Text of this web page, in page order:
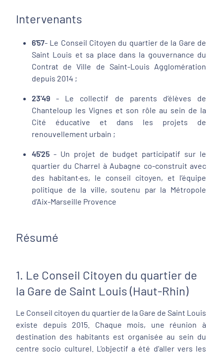
Intervenants
6'57- Le Conseil Citoyen du quartier de la Gare de
Saint Louis et sa place dans la gouvernance du
Contrat de Ville de Saint-Louis Agglomération
depuis 2014 ;
23'49 - Le collectif de parents d’élèves de
Chanteloup les Vignes et son rôle au sein de la
Cité éducative et dans les projets de
renouvellement urbain ;
45'25 - Un projet de budget participatif sur le
quartier du Charrel à Aubagne co-construit avec
des habitant·es, le conseil citoyen, et l’équipe
politique de la ville, soutenu par la Métropole
d’Aix-Marseille Provence
Résumé
1. Le Conseil Citoyen du quartier de
la Gare de Saint Louis (Haut-Rhin)
Le Conseil citoyen du quartier de la Gare de Saint Louis
existe depuis 2015. Chaque mois, une réunion à
destination des habitants est organisée au sein du
centre socio culturel. L'objectif a été d'aller vers les